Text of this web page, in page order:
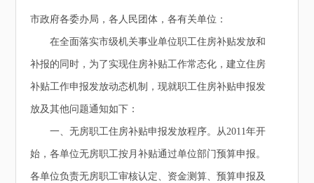
市政府各委办局，各人民团体，各有关单位：
在全面落实市级机关事业单位职工住房补贴发放和
补报的同时，为了实现住房补贴工作常态化，建立住房
补贴工作申报发放动态机制，现就职工住房补贴申报发
放及其他问题通知如下：
一、无房职工住房补贴申报发放程序。从2011年开
始，各单位无房职工按月补贴通过单位部门预算申报。
各单位负责无房职工审核认定、资金测算、预算申报及